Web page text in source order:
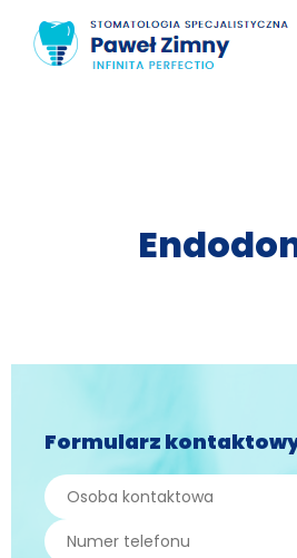
Formularz